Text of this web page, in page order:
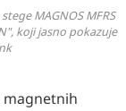
MAGNOS MFRS
koji jasno pokazuje
magnetnih